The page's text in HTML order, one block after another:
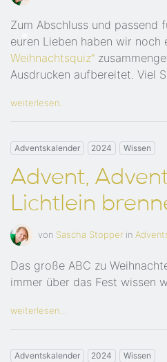
Zum Abschluss und passend
euren Lieben haben wir noch
Weihnachtsquiz“
Ausdrucken aufbereitet. Viel
weiterlesen…
Adventskalender 2024 Wissen
Advent,
Lichtlein
von Sascha Stopper in
Das große ABC zu
immer über das Fest wissen
weiterlesen…
Adventskalender 2024 Wissen